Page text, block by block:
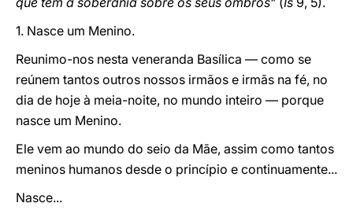
1. Nasce um Menino.
Reunimo-nos nesta veneranda Basílica — como se
reúnem tantos outros nossos irmãos e irmãs na fé, no
dia de hoje à meia-noite, no mundo inteiro — porque
nasce um Menino.
Ele vem ao mundo do seio da Mãe, assim como tantos
meninos humanos desde o princípio e continuamente...
Nasce...